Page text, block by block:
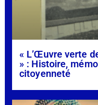
« L’Œuvre verte
» : Histoire,
citoyenneté